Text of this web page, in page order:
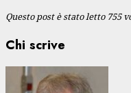
Questo post è stato letto 755
Chi scrive